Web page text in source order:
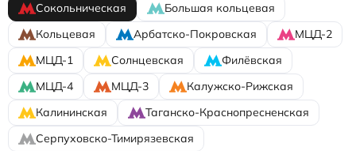
Сокольническая
Большая кольцевая
Кольцевая
Арбатско-Покровская
МЦД-2
МЦД-1
Солнцевская
Филёвская
МЦД-4
МЦД-3
Калужско-Рижская
Калининская
Таганско-Краснопресненская
Серпуховско-Тимирязевская